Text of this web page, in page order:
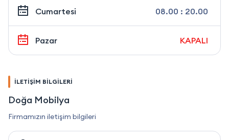
Cumartesi 08.00 : 20.00
Pazar KAPALI
İLETİŞİM BİLGİLERİ
Doğa Mobilya
Firmamızın iletişim bilgileri